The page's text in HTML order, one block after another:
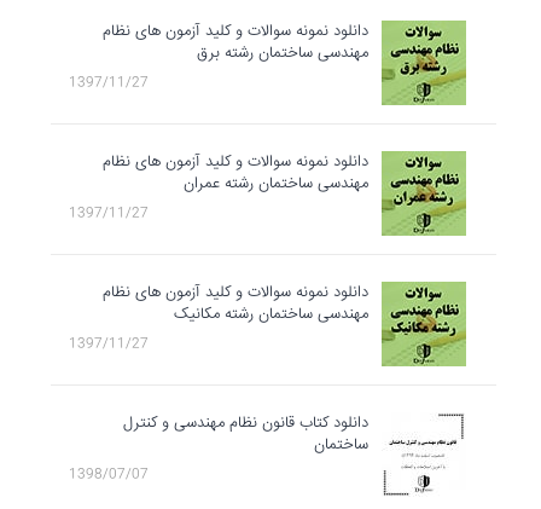
دانلود نمونه سوالات و کلید آزمون های نظام
مهندسی ساختمان رشته برق
1397/11/27
دانلود نمونه سوالات و کلید آزمون های نظام
مهندسی ساختمان رشته عمران
1397/11/27
دانلود نمونه سوالات و کلید آزمون های نظام
مهندسی ساختمان رشته مکانیک
1397/11/27
دانلود کتاب قانون نظام مهندسی و کنترل
ساختمان
1398/07/07